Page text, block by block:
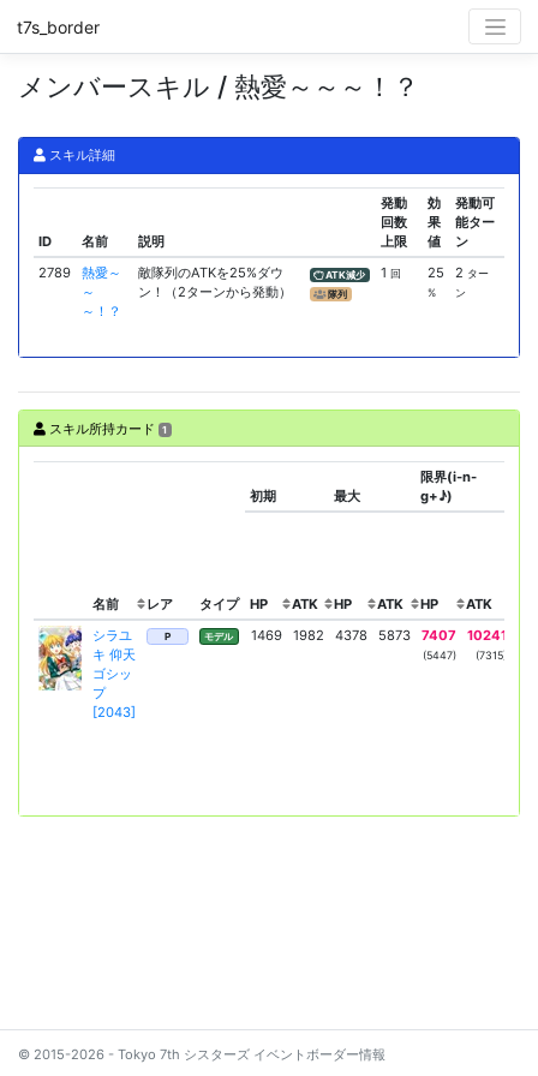
t7s_border
メンバースキル / 熱愛～～～！？
スキル詳細
ID 名前 説明
発動
回数
上限
効
果
値
発動可
能ター
ン
2789
熱愛～
～
～！？
敵隊列のATKを25%ダウ
ン！（2ターンから発動）
ATK減少
隊列
1回 25
%
2 ター
ン
スキル所持カード 1
名前 レア タイプ
初期 最大
限界(i-n-
g+♪)
HP ATK HP ATK HP ATK
シラユ
キ 仰天
ゴシッ
プ
[2043]
P モデル 1469 1982 4378 5873 7407
(5447)
10241
(7315)
© 2015-2026 - Tokyo 7th シスターズ イベントボーダー情報